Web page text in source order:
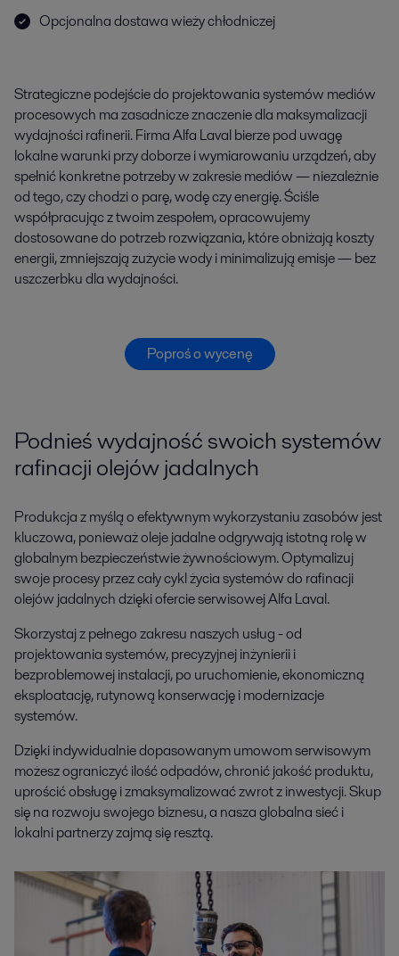
Opcjonalna dostawa wieży chłodniczej
Strategiczne podejście do projektowania systemów mediów
procesowych ma zasadnicze znaczenie dla maksymalizacji
wydajności rafinerii. Firma Alfa Laval bierze pod uwagę
lokalne warunki przy doborze i wymiarowaniu urządzeń, aby
spełnić konkretne potrzeby w zakresie mediów — niezależnie
od tego, czy chodzi o parę, wodę czy energię. Ściśle
współpracując z twoim zespołem, opracowujemy
dostosowane do potrzeb rozwiązania, które obniżają koszty
energii, zmniejszają zużycie wody i minimalizują emisje — bez
uszczerbku dla wydajności.
Poproś o wycenę
Podnieś wydajność swoich systemów
rafinacji olejów jadalnych
Produkcja z myślą o efektywnym wykorzystaniu zasobów jest
kluczowa, ponieważ oleje jadalne odgrywają istotną rolę w
globalnym bezpieczeństwie żywnościowym. Optymalizuj
swoje procesy przez cały cykl życia systemów do rafinacji
olejów jadalnych dzięki ofercie serwisowej Alfa Laval.
Skorzystaj z pełnego zakresu naszych usług - od
projektowania systemów, precyzyjnej inżynierii i
bezproblemowej instalacji, po uruchomienie, ekonomiczną
eksploatację, rutynową konserwację i modernizacje
systemów.
Dzięki indywidualnie dopasowanym umowom serwisowym
możesz ograniczyć ilość odpadów, chronić jakość produktu,
uprościć obsługę i zmaksymalizować zwrot z inwestycji. Skup
się na rozwoju swojego biznesu, a nasza globalna sieć i
lokalni partnerzy zajmą się resztą.